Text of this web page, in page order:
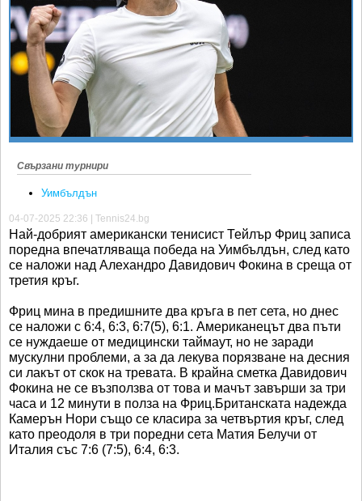
КЛУБОВЕ
БЛОГ
ВИДЕО
ЖЪЛТО
РАКЕТНИ
Спорт&Фитнес
Други
Любители
Свързани турнири
Уимбълдън
04-07-2025 22:36 | Tennis24.bg
Най-добрият американски тенисист Тейлър Фриц записа
поредна впечатляваща победа на Уимбълдън, след като
се наложи над Алехандро Давидович Фокина в среща от
третия кръг.
Фриц мина в предишните два кръга в пет сета, но днес
се наложи с 6:4, 6:3, 6:7(5), 6:1. Американецът два пъти
се нуждаеше от медицински таймаут, но не заради
мускулни проблеми, а за да лекува порязване на десния
си лакът от скок на тревата. В крайна сметка Давидович
Фокина не се възползва от това и мачът завърши за три
часа и 12 минути в полза на Фриц.Британската надежда
Камерън Нори също се класира за четвъртия кръг, след
като преодоля в три поредни сета Матия Белучи от
Италия със 7:6 (7:5), 6:4, 6:3.